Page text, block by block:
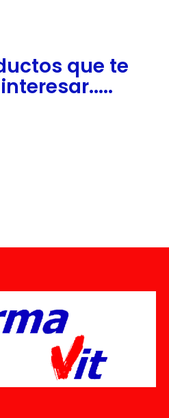
que te